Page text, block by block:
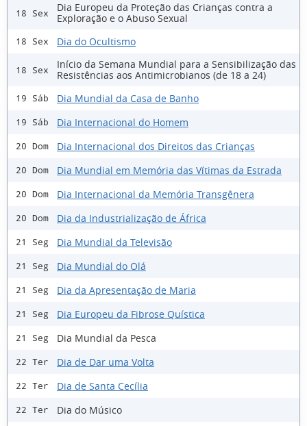
18 Sex
Dia Europeu da Proteção das Crianças contra a
Exploração e o Abuso Sexual
18 Sex Dia do Ocultismo
18 Sex
Início da Semana Mundial para a Sensibilização das
Resistências aos Antimicrobianos (de 18 a 24)
19 Sáb Dia Mundial da Casa de Banho
19 Sáb Dia Internacional do Homem
20 Dom Dia Internacional dos Direitos das Crianças
20 Dom Dia Mundial em Memória das Vítimas da Estrada
20 Dom Dia Internacional da Memória Transgênera
20 Dom Dia da Industrialização de África
21 Seg Dia Mundial da Televisão
21 Seg Dia Mundial do Olá
21 Seg Dia da Apresentação de Maria
21 Seg Dia Europeu da Fibrose Quística
21 Seg Dia Mundial da Pesca
22 Ter Dia de Dar uma Volta
22 Ter Dia de Santa Cecília
22 Ter Dia do Músico